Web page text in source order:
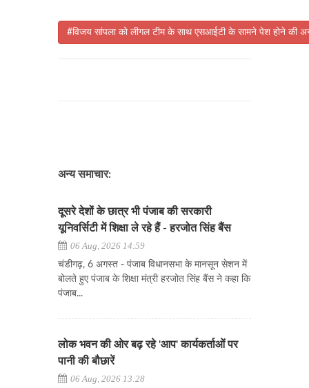
#विजय सांपला को लीगल टीम के साथ एसआईटी के सामने पेश होने की
अन्य समाचार:
दूसरे देशों के छात्र भी पंजाब की सरकारी
यूनिवर्सिटी में शिक्षा ले रहे हैं - हरजोत सिंह बैंस
06 Aug, 2026 14:59
चंडीगढ़, 6 अगस्त - पंजाब विधानसभा के मानसून सेशन में
बोलते हुए पंजाब के शिक्षा मंत्री हरजोत सिंह बैंस ने कहा कि
पंजाब...
लोक भवन की ओर बढ़ रहे 'आप' कार्यकर्ताओं पर
पानी की बौछारें
06 Aug, 2026 13:28